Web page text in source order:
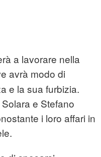
a lavorare nella
avrà modo di
e la sua furbizia.
e Stefano
i loro affari in